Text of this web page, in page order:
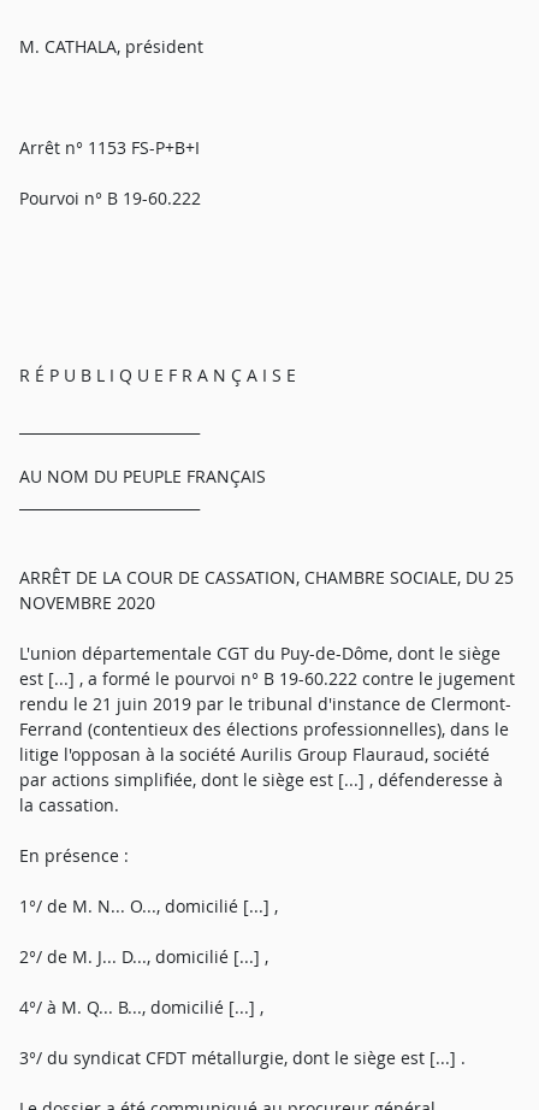
M. CATHALA, président
Arrêt n° 1153 FS-P+B+I
Pourvoi n° B 19-60.222
R É P U B L I Q U E F R A N Ç A I S E
AU NOM DU PEUPLE FRANÇAIS
ARRÊT DE LA COUR DE CASSATION, CHAMBRE SOCIALE, DU 25
NOVEMBRE 2020
L'union départementale CGT du Puy-de-Dôme, dont le siège
est [...] , a formé le pourvoi n° B 19-60.222 contre le jugement
rendu le 21 juin 2019 par le tribunal d'instance de Clermont-
Ferrand (contentieux des élections professionnelles), dans le
litige l'opposan à la société Aurilis Group Flauraud, société
par actions simplifiée, dont le siège est [...] , défenderesse à
la cassation.
En présence :
1°/ de M. N... O..., domicilié [...] ,
2°/ de M. J... D..., domicilié [...] ,
4°/ à M. Q... B..., domicilié [...] ,
3°/ du syndicat CFDT métallurgie, dont le siège est [...] .